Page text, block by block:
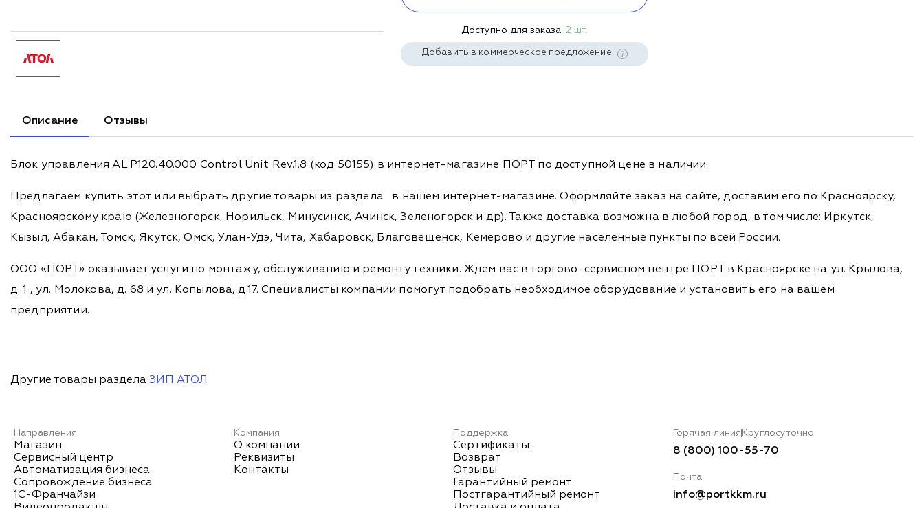
Доступно для заказа:2 шт.
Добавить в коммерческое предложение
Описание Отзывы
Блок управления AL.P120.40.000 Control Unit Rev.1.8 (код 50155) в интернет-магазине ПОРТ по доступной цене в наличии.
Предлагаем купить этот или выбрать другие товары из раздела
в нашем интернет-магазине. Оформляйте заказ на сайте, доставим его по Красноярску,
Красноярскому краю (Железногорск, Норильск, Минусинск, Ачинск, Зеленогорск и др). Также доставка возможна в любой город, в том числе: Иркутск,
Кызыл, Абакан, Томск, Якутск, Омск, Улан-Удэ, Чита, Хабаровск, Благовещенск, Кемерово и другие населенные пункты по всей России.
ООО «ПОРТ» оказывает услуги по монтажу, обслуживанию и ремонту техники. Ждем вас в торгово-сервисном центре ПОРТ в Красноярске на ул. Крылова,
д. 1 , ул. Молокова, д. 68 и ул. Копылова, д.17. Специалисты компании помогут подобрать необходимое оборудование и установить его на вашем
предприятии.
Другие товары раздела ЗИП АТОЛ
Направления
Магазин
Сервисный центр
Автоматизация бизнеса
Сопровождение бизнеса
1С-Франчайзи
Компания
О компании
Реквизиты
Контакты
Поддержка
Сертификаты
Возврат
Отзывы
Гарантийный ремонт
Постгарантийный ремонт
Горячая линия Круглосуточно
8 (800) 100-55-70
Почта
info@portkkm.ru